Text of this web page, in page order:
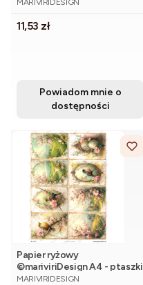
MARIVIRIDESIGN
Cena
11,53 zł
Powiadom mnie o
dostępności
Papier ryżowy
©mariviriDesign A4 - ptaszki
na gałązkach, widoki, osiem
PRODUCENT
MARIVIRIDESIGN